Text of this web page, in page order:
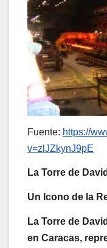
Fuente: https://
v=zlJZkynJ9pE
La Torre de David
Un Icono de la
La Torre de
en Caracas,